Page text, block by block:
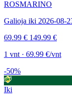
ROSMARINO
Galioja iki 2026-08-
69.99 € 149.99 €
1 vnt · 69.99 €/vnt
-50%
Iki